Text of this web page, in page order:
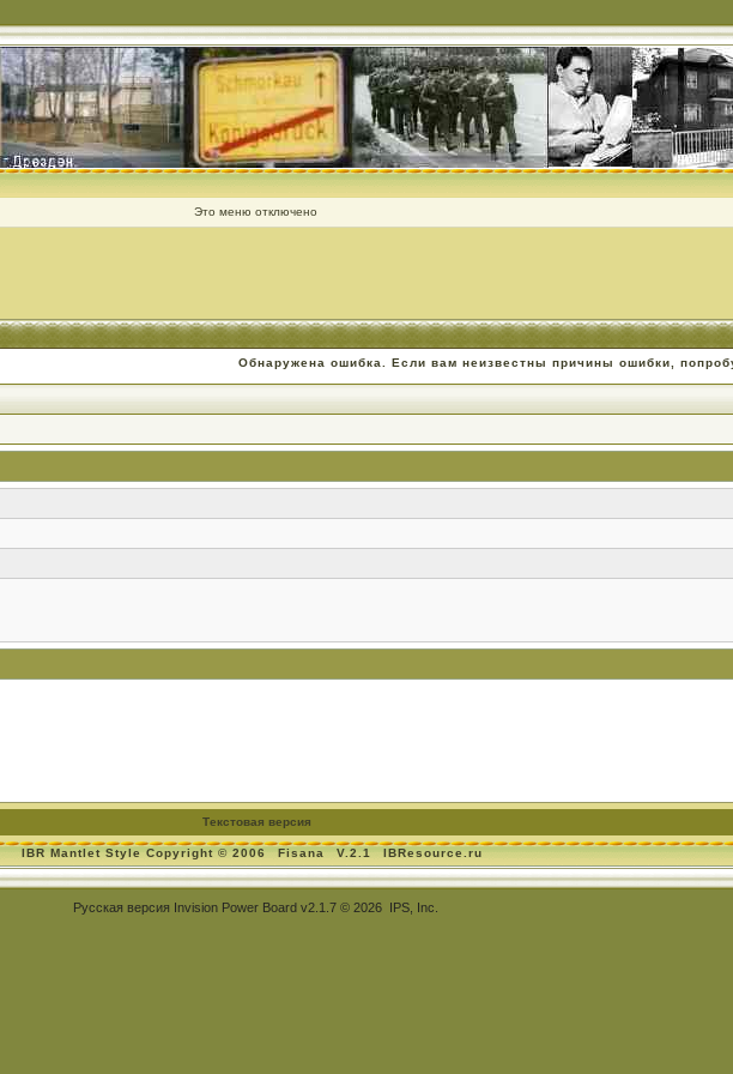
Это меню отключено
Обнаружена ошибка. Если вам неизвестны причины ошибки,
Текстовая версия
IBR Mantlet Style Copyright © 2006 Fisana V.2.1 IBResource.ru
Русская версия Invision Power Board v2.1.7 © 2026 IPS, Inc.